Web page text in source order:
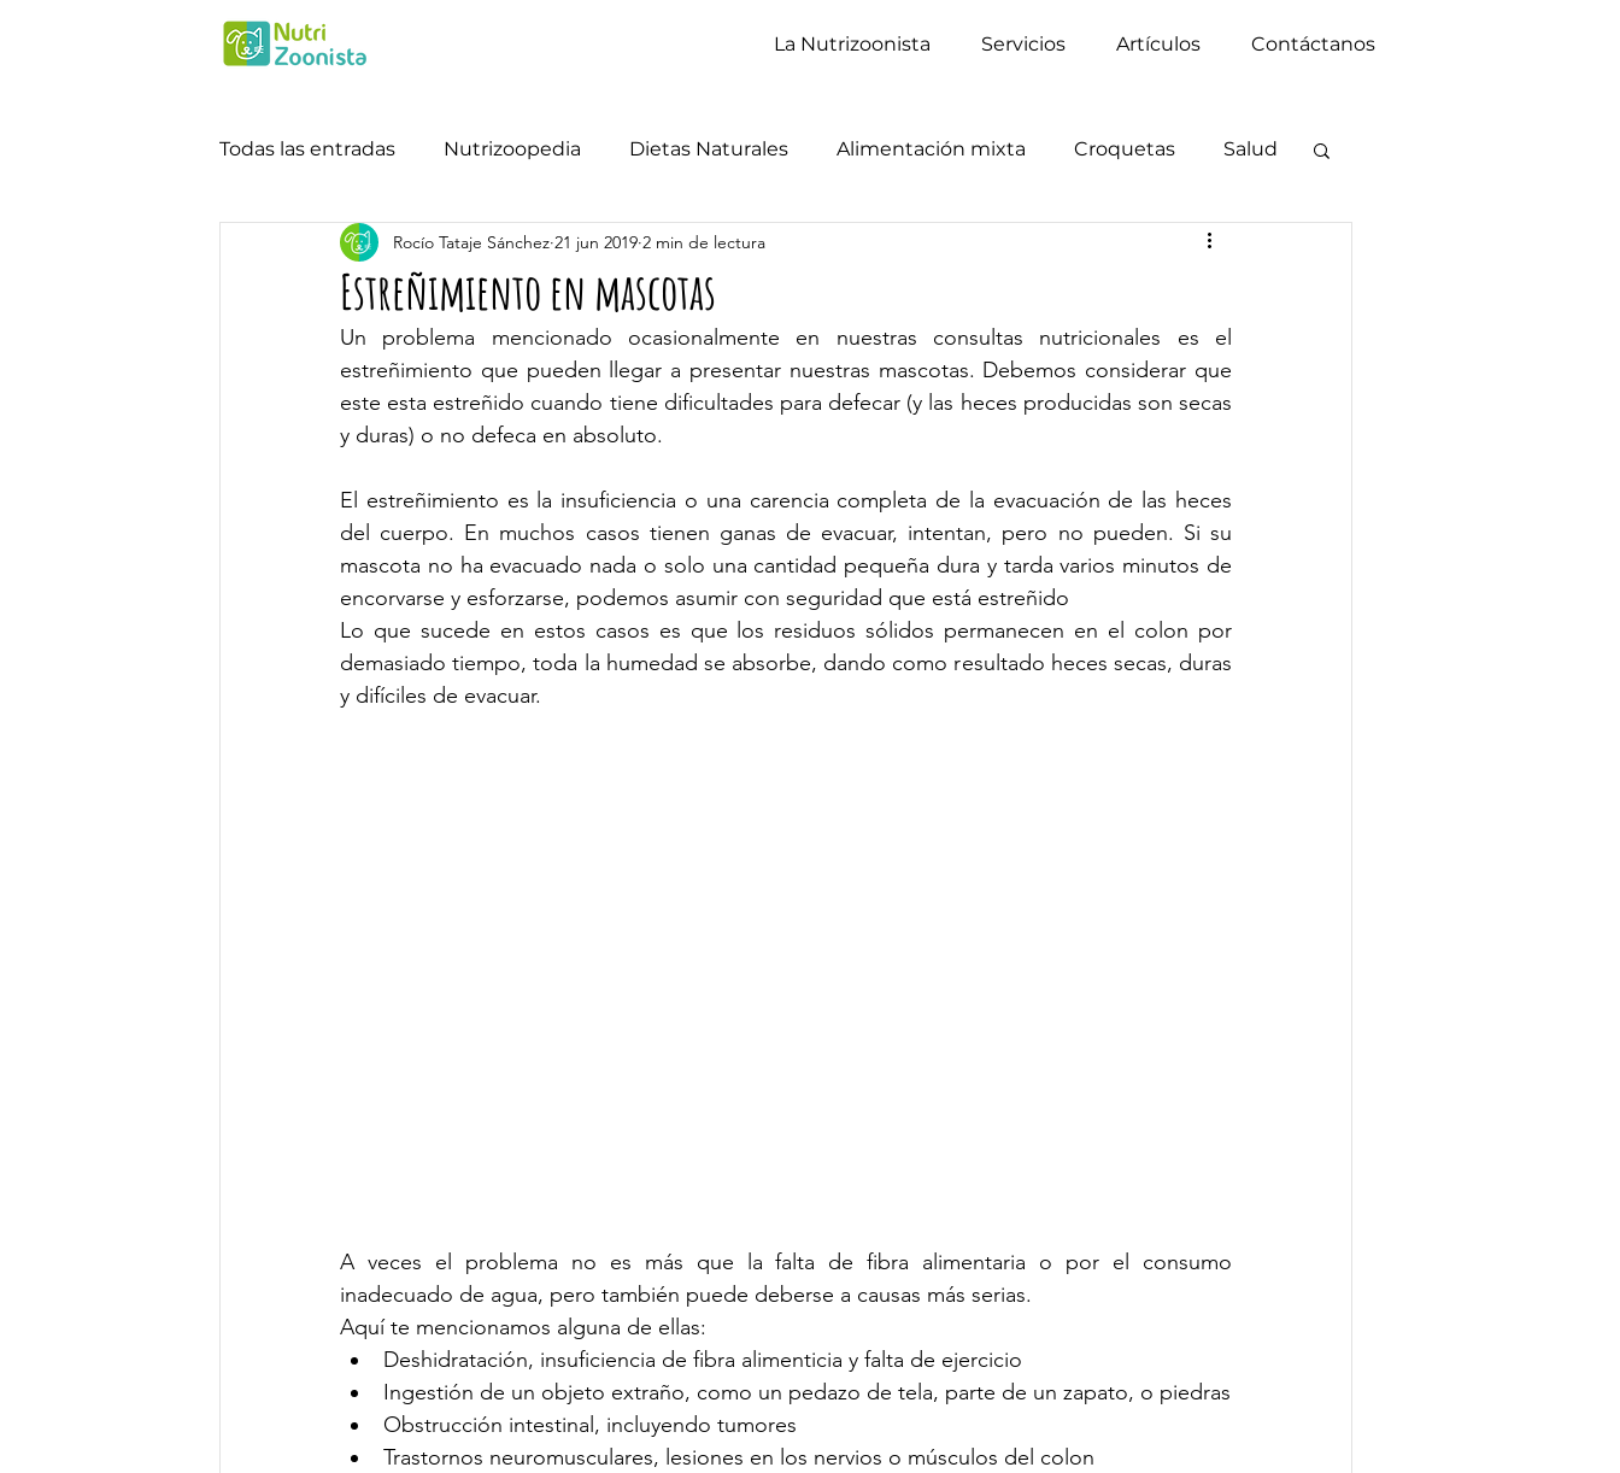
La Nutrizoonista Servicios Artículos Contáctanos
Todas las entradas Nutrizoopedia Dietas Naturales Alimentación mixta Croquetas Salud
Estreñimiento en mascotas
Rocío Tataje Sánchez 21 jun 2019 2 min de lectura
Un problema mencionado ocasionalmente en nuestras consultas nutricionales es el
estreñimiento que pueden llegar a presentar nuestras mascotas. Debemos considerar que
este esta estreñido cuando tiene dificultades para defecar (y las heces producidas son secas
y duras) o no defeca en absoluto.
El estreñimiento es la insuficiencia o una carencia completa de la evacuación de las heces
del cuerpo. En muchos casos tienen ganas de evacuar, intentan, pero no pueden. Si su
mascota no ha evacuado nada o solo una cantidad pequeña dura y tarda varios minutos de
encorvarse y esforzarse, podemos asumir con seguridad que está estreñido
Lo que sucede en estos casos es que los residuos sólidos permanecen en el colon por
demasiado tiempo, toda la humedad se absorbe, dando como resultado heces secas, duras
y difíciles de evacuar.
A veces el problema no es más que la falta de fibra alimentaria o por el consumo
inadecuado de agua, pero también puede deberse a causas más serias.
Aquí te mencionamos alguna de ellas:
Deshidratación, insuficiencia de fibra alimenticia y falta de ejercicio
Obstrucción intestinal, incluyendo tumores
Trastornos neuromusculares, lesiones en los nervios o músculos del colon